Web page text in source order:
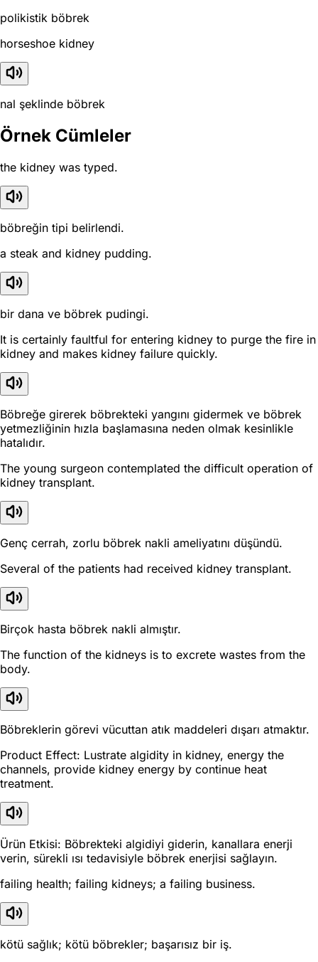
polikistik böbrek
horseshoe kidney
nal şeklinde böbrek
Örnek Cümleler
the kidney was typed.
böbreğin tipi belirlendi.
a steak and kidney pudding.
bir dana ve böbrek pudingi.
It is certainly faultful for entering kidney to purge the fire in
kidney and makes kidney failure quickly.
Böbreğe girerek böbrekteki yangını gidermek ve böbrek
yetmezliğinin hızla başlamasına neden olmak kesinlikle
hatalıdır.
The young surgeon contemplated the difficult operation of
kidney transplant.
Genç cerrah, zorlu böbrek nakli ameliyatını düşündü.
Several of the patients had received kidney transplant.
Birçok hasta böbrek nakli almıştır.
The function of the kidneys is to excrete wastes from the
body.
Böbreklerin görevi vücuttan atık maddeleri dışarı atmaktır.
Product Effect: Lustrate algidity in kidney, energy the
channels, provide kidney energy by continue heat
treatment.
Ürün Etkisi: Böbrekteki algidiyi giderin, kanallara enerji
verin, sürekli ısı tedavisiyle böbrek enerjisi sağlayın.
failing health; failing kidneys; a failing business.
kötü sağlık; kötü böbrekler; başarısız bir iş.